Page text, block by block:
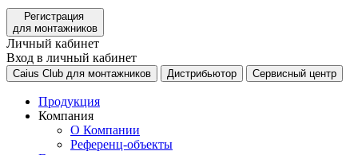
Регистрация
для монтажников
Личный кабинет
Вход в личный кабинет
Caius Club для монтажников Дистрибьютор Сервисный центр
Продукция
Компания
О Компании
Референц-объекты